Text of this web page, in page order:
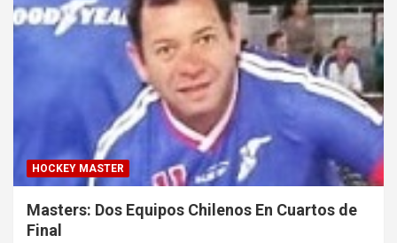
HOCKEY MASTER
Masters: Dos Equipos Chilenos En Cuartos de
Final